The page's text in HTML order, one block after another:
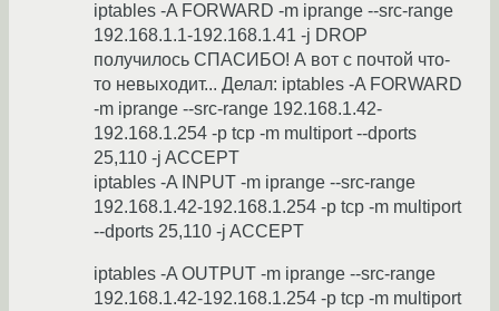
iptables -A FORWARD -m iprange --src-range
192.168.1.1-192.168.1.41 -j DROP
получилось СПАСИБО! А вот с почтой что-
то невыходит... Делал: iptables -A FORWARD
-m iprange --src-range 192.168.1.42-
192.168.1.254 -p tcp -m multiport --dports
25,110 -j ACCEPT
iptables -A INPUT -m iprange --src-range
192.168.1.42-192.168.1.254 -p tcp -m multiport
--dports 25,110 -j ACCEPT
iptables -A OUTPUT -m iprange --src-range
192.168.1.42-192.168.1.254 -p tcp -m multiport